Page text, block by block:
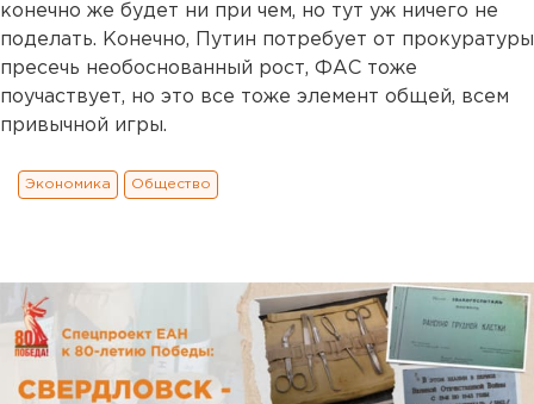
конечно же будет ни при чем, но тут уж ничего не
поделать. Конечно, Путин потребует от прокуратуры
пресечь необоснованный рост, ФАС тоже
поучаствует, но это все тоже элемент общей, всем
привычной игры.
Экономика Общество